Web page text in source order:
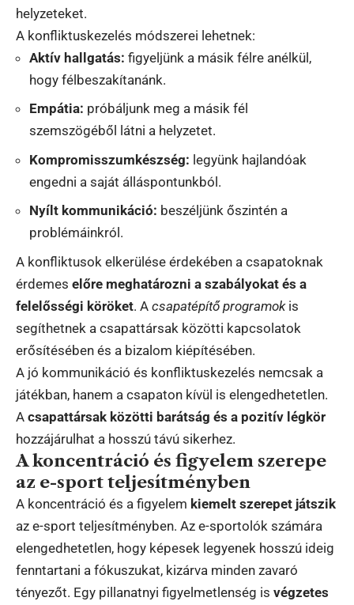
helyzeteket.
A konfliktuskezelés módszerei lehetnek:
Aktív hallgatás: figyeljünk a másik félre anélkül,
hogy félbeszakítanánk.
Empátia: próbáljunk meg a másik fél
szemszögéből látni a helyzetet.
Kompromisszumkészség: legyünk hajlandóak
engedni a saját álláspontunkból.
Nyílt kommunikáció: beszéljünk őszintén a
problémáinkról.
A konfliktusok elkerülése érdekében a csapatoknak
érdemes előre meghatározni a szabályokat és a
felelősségi köröket. A csapatépítő programokis
segíthetnek a csapattársak közötti kapcsolatok
erősítésében és a bizalom kiépítésében.
A jó kommunikáció és konfliktuskezelés nemcsak a
játékban, hanem a csapaton kívül is elengedhetetlen.
A csapattársak közötti barátság és a pozitív légkör
hozzájárulhat a hosszú távú sikerhez.
A koncentráció és figyelem szerepe
az e-sport teljesítményben
A koncentráció és a figyelem kiemelt szerepet játszik
az e-sport teljesítményben. Az e-sportolók számára
elengedhetetlen, hogy képesek legyenek hosszú ideig
fenntartani a fókuszukat, kizárva minden zavaró
tényezőt. Egy pillanatnyi figyelmetlenség is végzetes